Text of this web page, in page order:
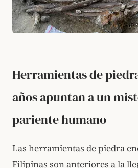
Herramientas de
años apuntan a un
pariente humano
Las herramientas de piedra
Filipinas son anteriores a la